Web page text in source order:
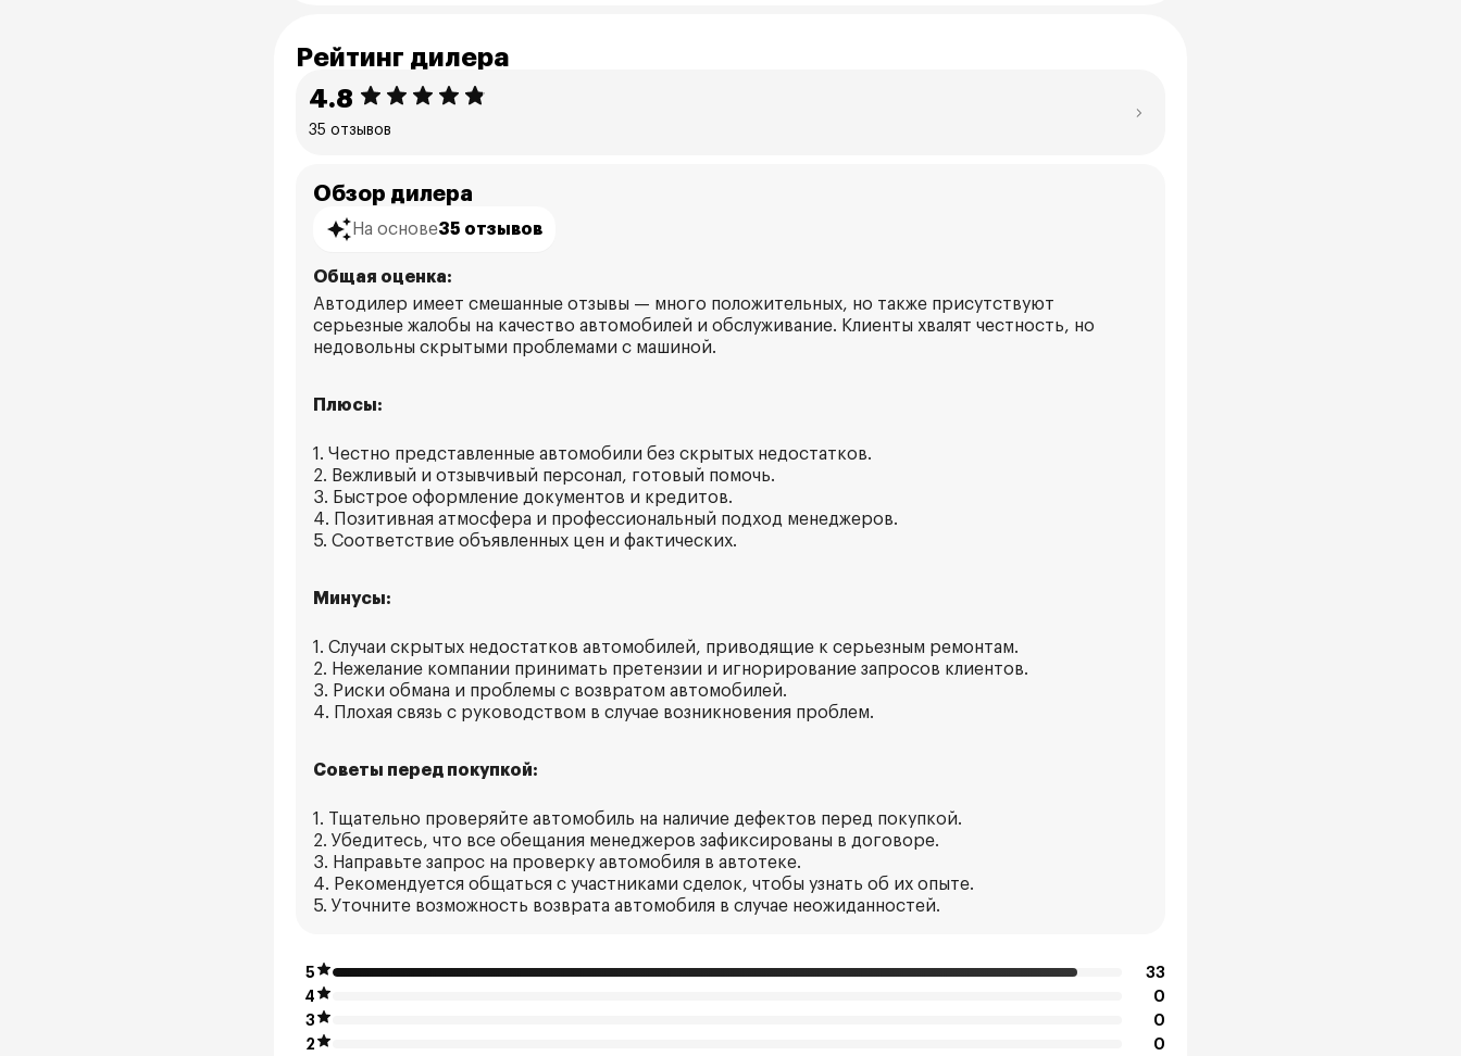
Рейтинг дилера
4.8
35 отзывов
Обзор дилера
На основе35 отзывов
Общая оценка:
Автодилер имеет смешанные отзывы — много положительных, но также присутствуют
серьезные жалобы на качество автомобилей и обслуживание. Клиенты хвалят честность, но
недовольны скрытыми проблемами с машиной.
Плюсы:
1. Честно представленные автомобили без скрытых недостатков.
2. Вежливый и отзывчивый персонал, готовый помочь.
3. Быстрое оформление документов и кредитов.
4. Позитивная атмосфера и профессиональный подход менеджеров.
5. Соответствие объявленных цен и фактических.
Минусы:
1. Случаи скрытых недостатков автомобилей, приводящие к серьезным ремонтам.
2. Нежелание компании принимать претензии и игнорирование запросов клиентов.
3. Риски обмана и проблемы с возвратом автомобилей.
4. Плохая связь с руководством в случае возникновения проблем.
Советы перед покупкой:
1. Тщательно проверяйте автомобиль на наличие дефектов перед покупкой.
2. Убедитесь, что все обещания менеджеров зафиксированы в договоре.
3. Направьте запрос на проверку автомобиля в автотеке.
4. Рекомендуется общаться с участниками сделок, чтобы узнать об их опыте.
5. Уточните возможность возврата автомобиля в случае неожиданностей.
5
33
4
0
3
0
2
0